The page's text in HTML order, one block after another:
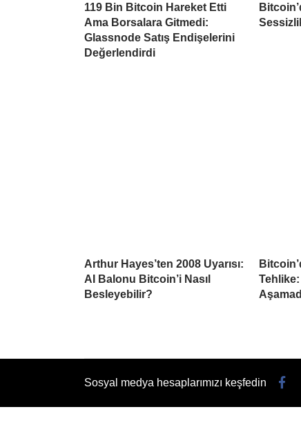
119 Bin Bitcoin Hareket Etti
Ama Borsalara Gitmedi:
Glassnode Satış Endişelerini
Değerlendirdi
Arthur Hayes’ten 2008 Uyarısı:
AI Balonu Bitcoin’i Nasıl
Besleyebilir?
Sosyal medya hesaplarımızı keşfedin